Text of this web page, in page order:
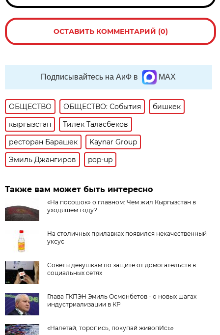
ОСТАВИТЬ КОММЕНТАРИЙ (0)
Подписывайтесь на АиФ в MAX
ОБЩЕСТВО ОБЩЕСТВО: События
бишкек
кыргызстан
Тилек Таласбеков
ресторан Барашек
Kaynar Group
Эмиль Джангиров
pop-up
Также вам может быть интересно
«На посошок» о главном: Чем жил Кыргызстан в
уходящем году?
На столичных прилавках появился некачественный
уксус
Советы девушкам по защите от домогательств в
социальных сетях
Глава ГКПЭН Эмиль Осмонбетов - о новых шагах
индустриализации в КР
«Налетай, торопись, покупай живопИсь»